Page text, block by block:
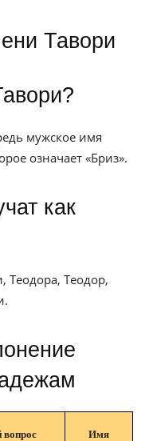
Тавори
мужское имя
означает «Бриз».
как
Теодора, Теодор,
Имя